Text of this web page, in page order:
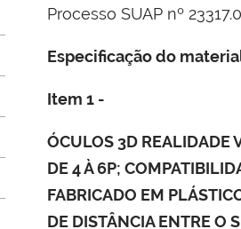
Processo SUAP nº
Especificação do
Item 1 -
ÓCULOS 3D REALIDADE
DE 4 À 6P;
FABRICADO EM
DE DISTÂNCIA ENTRE O